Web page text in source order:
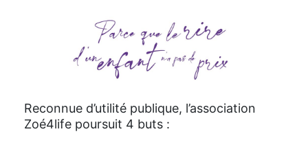
Reconnue d’utilité publique, l’association
Zoé4life poursuit 4 buts :